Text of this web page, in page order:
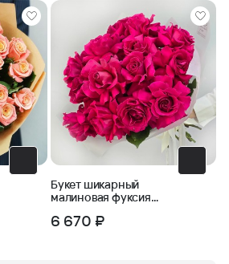
Букет шикарный
малиновая фуксия
Флойд
6 670 ₽